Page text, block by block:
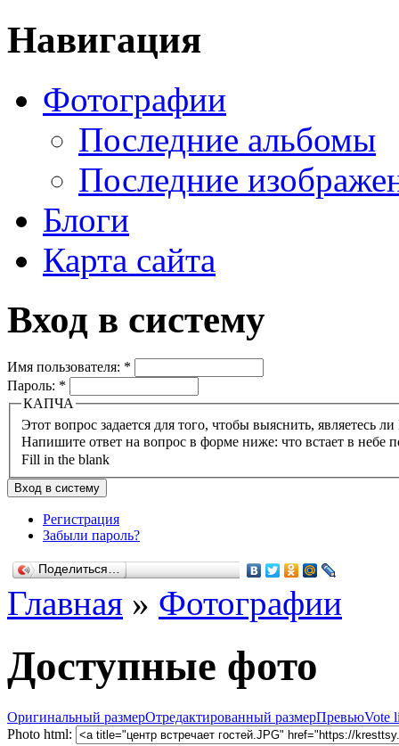
Навигация
Фотографии
Последние альбомы
Последние
Блоги
Карта сайта
Вход в систему
Имя пользователя: *
Пароль: *
КАПЧА
Напишите ответ на вопрос в форме ниже: что встает в небе
Fill in the blank
Регистрация
Забыли пароль?
Поделиться…
Главная » Фотографии
Доступные фото
Оригинальный размерОтредактированный размерПревьюVote
Photo html: